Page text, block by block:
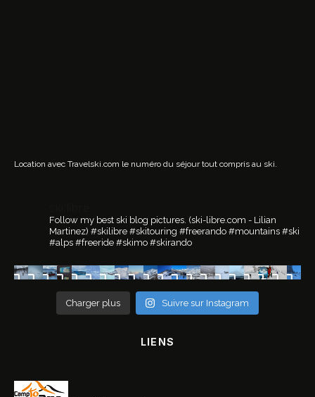
Location avec Travelski.com le numéro du séjour tout compris au ski.
Follow my best ski blog pictures. (ski-libre.com - Lilian
Martinez) #skilibre #skitouring #freerando #mountains #ski
#alps #freeride #skimo #skirando
Charger plus Suivre sur Instagram
LIENS